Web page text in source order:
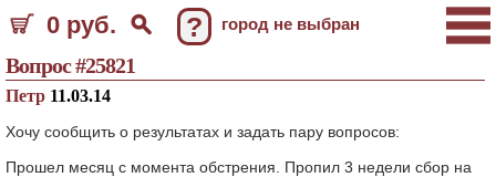
0 руб. ? город не выбран
Вопрос #25821
Петр 11.03.14
Хочу сообщить о результатах и задать пару вопросов:
Прошел месяц с момента обстрения. Пропил 3 недели сбор на